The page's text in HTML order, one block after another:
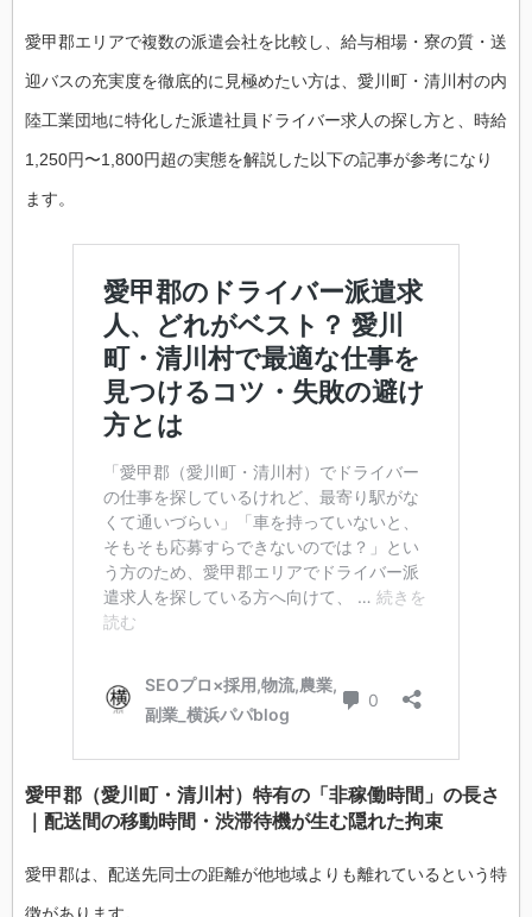
愛甲郡エリアで複数の派遣会社を比較し、給与相場・寮の質・送
迎バスの充実度を徹底的に見極めたい方は、愛川町・清川村の内
陸工業団地に特化した派遣社員ドライバー求人の探し方と、時給
1,250円〜1,800円超の実態を解説した以下の記事が参考になり
ます。
愛甲郡（愛川町・清川村）特有の「非稼働時間」の長さ
｜配送間の移動時間・渋滞待機が生む隠れた拘束
愛甲郡は、配送先同士の距離が他地域よりも離れているという特